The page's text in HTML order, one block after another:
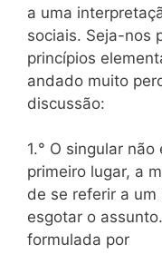
a uma
sociais. Seja-nos
princípios
andado muito
discussão:
1.° O singular
primeiro lugar, a
de se referir a um
esgotar o
formulada por